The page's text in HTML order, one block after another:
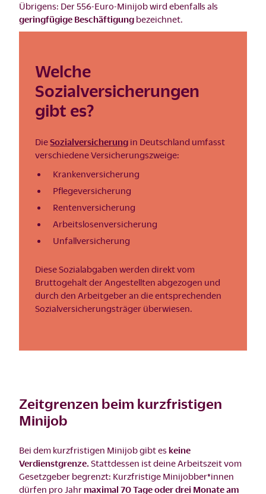
Übrigens: Der 556-Euro-Minijob wird ebenfalls als
geringfügige Beschäftigung bezeichnet.
Welche
Sozialversicherungen
gibt es?
DieSozialversicherung in Deutschland umfasst
verschiedene Versicherungszweige:
Krankenversicherung
Pflegeversicherung
Rentenversicherung
Arbeitslosenversicherung
Unfallversicherung
Diese Sozialabgaben werden direkt vom
Bruttogehalt der Angestellten abgezogen und
durch den Arbeitgeber an die entsprechenden
Sozialversicherungsträger überwiesen.
Zeitgrenzen beim kurzfristigen
Minijob
Bei dem kurzfristigen Minijob gibt es keine
Verdienstgrenze. Stattdessen ist deine Arbeitszeit vom
Gesetzgeber begrenzt: Kurzfristige Minijobber*innen
dürfen pro Jahrmaximal 70 Tage oder drei Monate am